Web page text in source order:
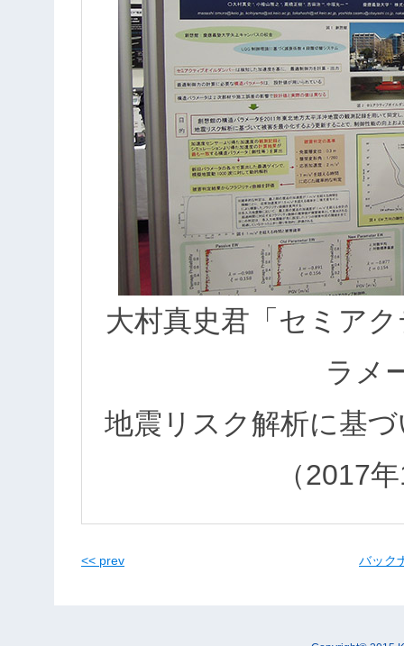
大村真史君「セミア
ラメ
地震リスク解析に基
（2017
バック
<< prev